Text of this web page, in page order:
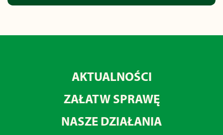
AKTUALNOŚCI
ZAŁATW SPRAWĘ
NASZE DZIAŁANIA